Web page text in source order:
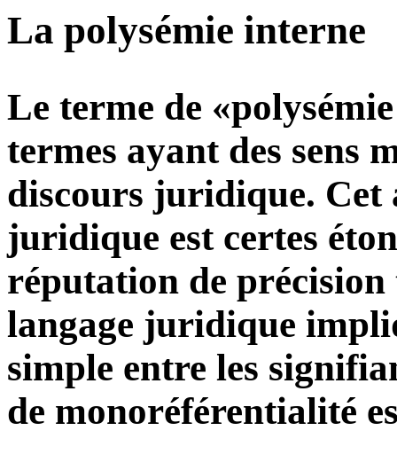
La polysémie interne
Le terme de
termes ayant des sens
discours juridique. Cet
juridique est certes
réputation de
langage juridique
simple entre les
de monoréférentialité